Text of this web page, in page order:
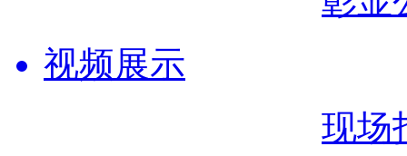
视频展示
现场